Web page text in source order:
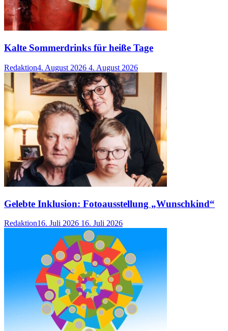
Kalte Sommerdrinks für heiße Tage
Redaktion4. August 2026 4. August 2026
Gelebte Inklusion: Fotoausstellung „Wunschkind“
Redaktion16. Juli 2026 16. Juli 2026